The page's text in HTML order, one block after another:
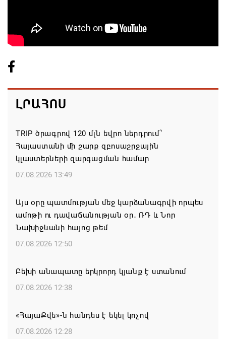
ԼՐԱՀՈՍ
TRIP ծրագրով 120 մլն եվրո ներդրում՝
Հայաստանի մի շարք զբոսաշրջային
կլաստերների զարգացման համար
07.08.2026 13:49
Այս օրը պատմության մեջ կարձանագրվի որպես
ամոթի ու դավաճանության օր․ ՌԴ և Նոր
Նախիջևանի հայոց թեմ
07.08.2026 12:50
Բեխի անապատը երկրորդ կյանք է ստանում
07.08.2026 12:38
«ՀայաՔվե»-ն հանդես է եկել կոչով
07.08.2026 12:28